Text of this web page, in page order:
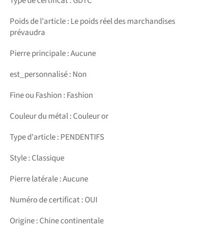
Poids de l'article : Le poids réel des marchandises
prévaudra
Pierre principale : Aucune
est_personnalisé : Non
Fine ou Fashion : Fashion
Couleur du métal : Couleur or
Type d'article : PENDENTIFS
Style : Classique
Pierre latérale : Aucune
Numéro de certificat : OUI
Origine : Chine continentale